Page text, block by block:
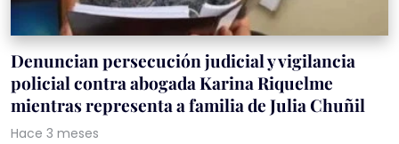
Denuncian persecución judicial y vigilancia
policial contra abogada Karina Riquelme
mientras representa a familia de Julia Chuñil
Hace 3 meses